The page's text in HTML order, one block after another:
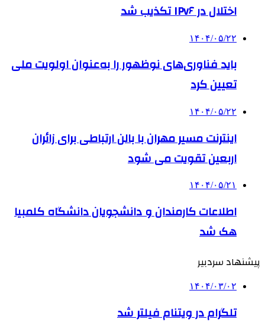
اختلال در IPv۶ تکذیب شد
۱۴۰۴/۰۵/۲۲
باید فناوری‌های نوظهور را به‌عنوان اولویت ملی
تعیین کرد
۱۴۰۴/۰۵/۲۲
اینترنت مسیر مهران با بالن ارتباطی برای زائران
اربعین تقویت می شود
۱۴۰۴/۰۵/۲۱
اطلاعات کارمندان و دانشجویان دانشگاه کلمبیا
هک شد
پیشنهاد سردبیر
۱۴۰۴/۰۳/۰۲
تلگرام در ویتنام فیلتر شد